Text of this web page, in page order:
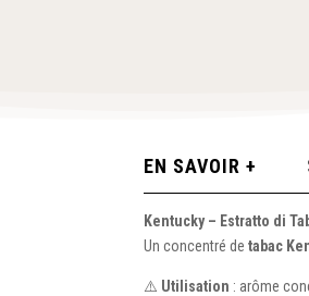
EN SAVOIR +
Kentucky – Estratto di
Un concentré de tabac
⚠️ Utilisation : arôme